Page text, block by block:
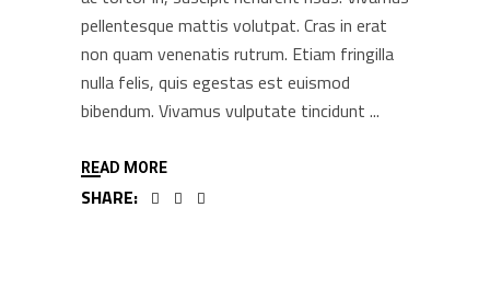
pellentesque mattis volutpat. Cras in erat
non quam venenatis rutrum. Etiam fringilla
nulla felis, quis egestas est euismod
bibendum. Vivamus vulputate tincidunt
READ MORE
SHARE: